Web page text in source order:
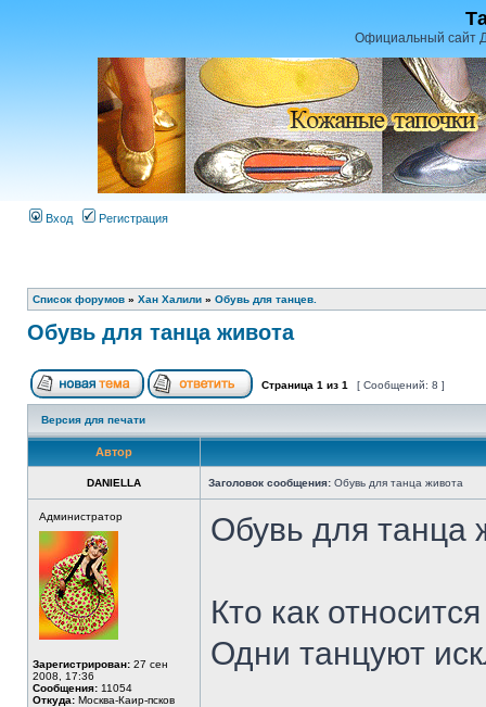
Официальный сайт
Вход Регистрация
Список форумов » Хан Халили » Обувь для танцев.
Обувь для танца живота
Страница 1 из 1 [ Сообщений: 8 ]
Версия для печати
Автор
DANIELLA Заголовок сообщения: Обувь для танца живота
Администратор
Зарегистрирован: 27 сен
2008, 17:36
Сообщения: 11054
Откуда: Москва-Каир-псков
Обувь для танца
Кто как
Одни танцуют